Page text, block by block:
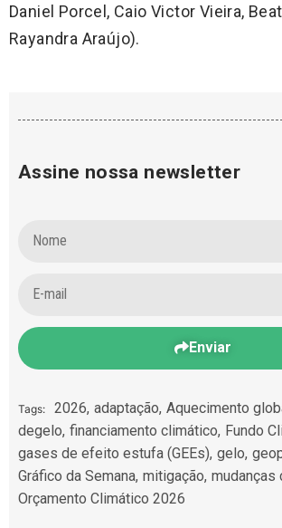
Daniel Porcel, Caio Victor Vieira,
Rayandra Araújo).
Assine nossa newsletter
Enviar
Tags: 2026, adaptação, Aquecimento
degelo, financiamento climático, Fundo
gases de efeito estufa (GEEs), gelo,
Gráfico da Semana, mitigação, mudanças
Orçamento Climático 2026